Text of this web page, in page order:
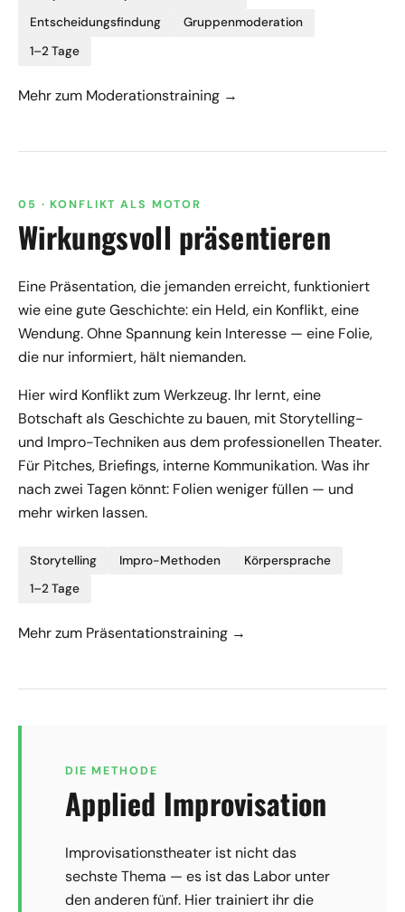
Entscheidungsfindung
Gruppenmoderation
1–2 Tage
Mehr zum Moderationstraining →
05 · KONFLIKT ALS MOTOR
Wirkungsvoll präsentieren
Eine Präsentation, die jemanden erreicht, funktioniert
wie eine gute Geschichte: ein Held, ein Konflikt, eine
Wendung. Ohne Spannung kein Interesse — eine Folie,
die nur informiert, hält niemanden.
Hier wird Konflikt zum Werkzeug. Ihr lernt, eine
Botschaft als Geschichte zu bauen, mit Storytelling-
und Impro-Techniken aus dem professionellen Theater.
Für Pitches, Briefings, interne Kommunikation. Was ihr
nach zwei Tagen könnt: Folien weniger füllen — und
mehr wirken lassen.
Storytelling Impro-Methoden
Körpersprache
1–2 Tage
Mehr zum Präsentationstraining →
DIE METHODE
Applied Improvisation
Improvisationstheater ist nicht das
sechste Thema — es ist das Labor unter
den anderen fünf. Hier trainiert ihr die